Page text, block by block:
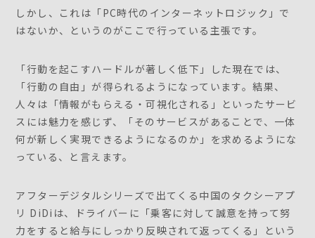
しかし、これは「PC時代のインターネットロジック」で
はないか、というのがここで行っている主張です。
「行動を起こすハードルが著しく低下」した現在では、
「行動の自由」が得られるようになっています。結果、
人々は「情報がもらえる・可視化される」といったサービ
スには魅力を感じず、「そのサービスがあることで、一体
何が新しく実現できるようになるのか」を求めるようにな
っている、と言えます。
アフターデジタルシリーズで出てくる中国のタクシーアプ
リ DiDiは、ドライバーに「乗客に対して誠意を持って努
力をすると給与にしっかり反映されて返ってくる」という